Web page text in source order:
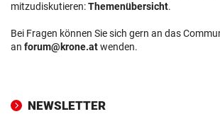
mitzudiskutieren:Themenübersicht.
Bei Fragen können Sie sich gern an das
an forum@krone.atwenden.
NEWSLETTER